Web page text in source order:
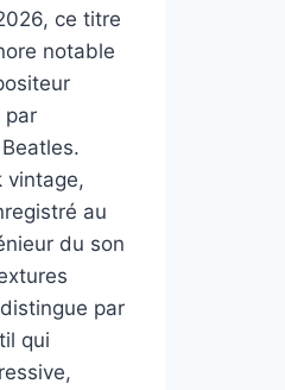
ce titre
notable
par
vintage,
au
du son
par
qui